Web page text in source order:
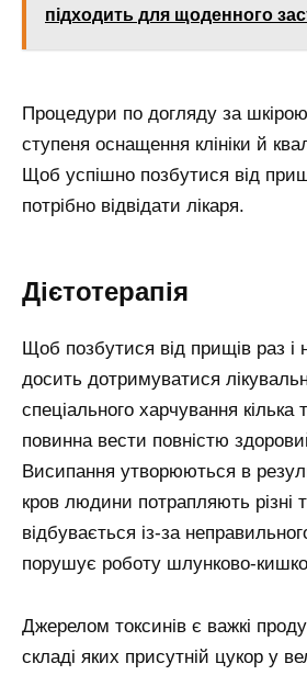
підходить для щоденного
Процедури по догляду за
ступеня оснащення клініки й
Щоб успішно позбутися від
потрібно відвідати лікаря.
Дієтотерапія
Щоб позбутися від прищів раз і
досить дотримуватися
спеціального харчування
повинна вести повністю
Висипання утворюються в
кров людини потрапляють різні
відбувається із-за
порушує роботу шлунково-
Джерелом токсинів є важкі
складі яких присутній цукор у